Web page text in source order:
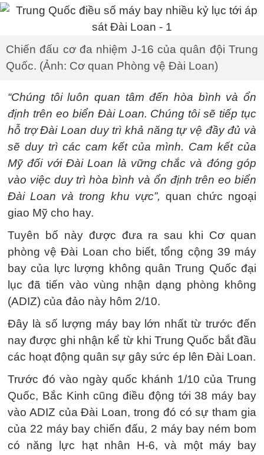
Chiến đấu cơ đa nhiệm J-16 của quân đội Trung
Quốc. (Ảnh: Cơ quan Phòng vệ Đài Loan)
“Chúng tôi luôn quan tâm đến hòa bình và ổn
định trên eo biển Đài Loan. Chúng tôi sẽ tiếp tục
hỗ trợ Đài Loan duy trì khả năng tự vệ đầy đủ và
sẽ duy trì các cam kết của mình. Cam kết của
Mỹ đối với Đài Loan là vững chắc và đóng góp
vào việc duy trì hòa bình và ổn định trên eo biển
Đài Loan và trong khu vực”, quan chức ngoại
giao Mỹ cho hay.
Tuyên bố này được đưa ra sau khi Cơ quan
phòng vệ Đài Loan cho biết, tổng cộng 39 máy
bay của lực lượng không quân Trung Quốc đại
lục đã tiến vào vùng nhận dạng phòng không
(ADIZ) của đảo này hôm 2/10.
Đây là số lượng máy bay lớn nhất từ trước đến
nay được ghi nhận kể từ khi Trung Quốc bắt đầu
các hoạt động quân sự gây sức ép lên Đài Loan.
Trước đó vào ngày quốc khánh 1/10 của Trung
Quốc, Bắc Kinh cũng điều động tới 38 máy bay
vào ADIZ của Đài Loan, trong đó có sự tham gia
của 22 máy bay chiến đấu, 2 máy bay ném bom
có năng lực hạt nhân H-6, và một máy bay